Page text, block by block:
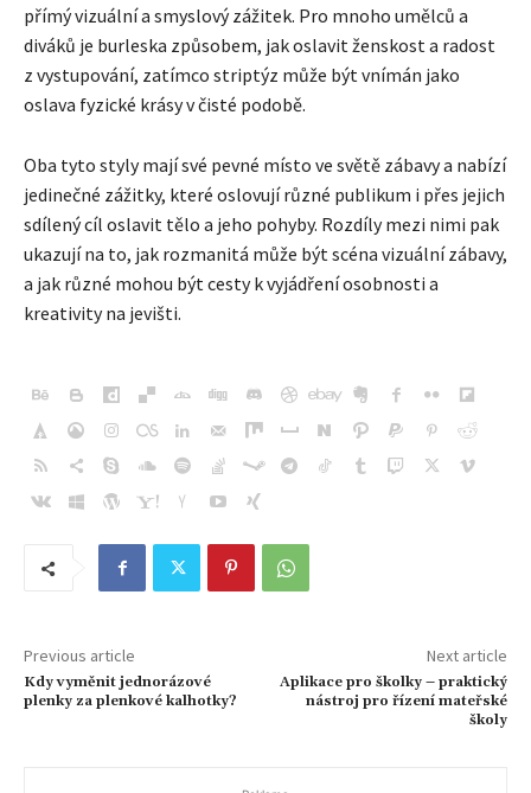
přímý vizuální a smyslový zážitek. Pro mnoho umělců a
diváků je burleska způsobem, jak oslavit ženskost a radost
z vystupování, zatímco striptýz může být vnímán jako
oslava fyzické krásy v čisté podobě.
Oba tyto styly mají své pevné místo ve světě zábavy a nabízí
jedinečné zážitky, které oslovují různé publikum i přes jejich
sdílený cíl oslavit tělo a jeho pohyby. Rozdíly mezi nimi pak
ukazují na to, jak rozmanitá může být scéna vizuální zábavy,
a jak různé mohou být cesty k vyjádření osobnosti a
kreativity na jevišti.
Previous article
Kdy vyměnit jednorázové
plenky za plenkové kalhotky?
Next article
Aplikace pro školky – praktický
nástroj pro řízení mateřské
školy